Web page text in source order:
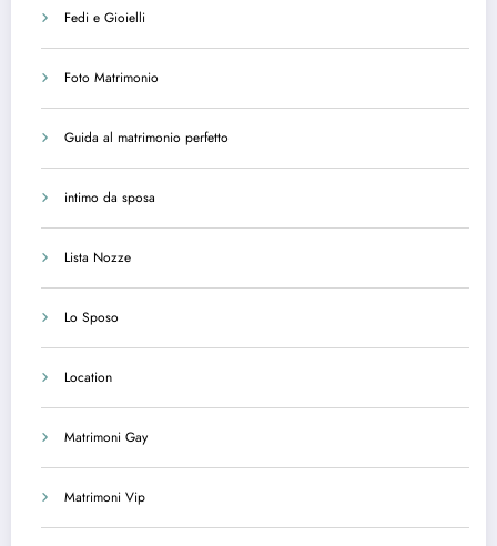
Fedi e Gioielli
Foto Matrimonio
Guida al matrimonio perfetto
intimo da sposa
Lista Nozze
Lo Sposo
Location
Matrimoni Gay
Matrimoni Vip